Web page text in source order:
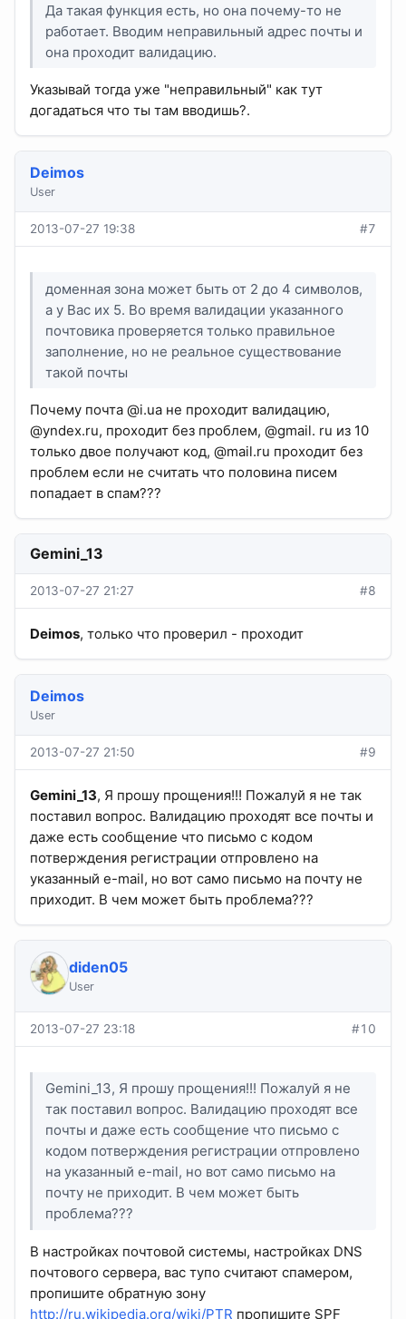
Да такая функция есть, но она почему-то не
работает. Вводим неправильный адрес почты и
она проходит валидацию.
Указывай тогда уже "неправильный" как тут
догадаться что ты там вводишь?.
Deimos
User
2013-07-27 19:38 #7
доменная зона может быть от 2 до 4 символов,
а у Вас их 5. Во время валидации указанного
почтовика проверяется только правильное
заполнение, но не реальное существование
такой почты
Почему почта @i.ua не проходит валидацию,
@yndex.ru, проходит без проблем, @gmail. ru из 10
только двое получают код, @mail.ru проходит без
проблем если не считать что половина писем
попадает в спам???
Gemini_13
2013-07-27 21:27 #8
Deimos, только что проверил - проходит
Deimos
User
2013-07-27 21:50 #9
Gemini_13, Я прошу прощения!!! Пожалуй я не так
поставил вопрос. Валидацию проходят все почты и
даже есть сообщение что письмо с кодом
потверждения регистрации отпровлено на
указанный e-mail, но вот само письмо на почту не
приходит. В чем может быть проблема???
diden05
User
2013-07-27 23:18 #10
Gemini_13, Я прошу прощения!!! Пожалуй я не
так поставил вопрос. Валидацию проходят все
почты и даже есть сообщение что письмо с
кодом потверждения регистрации отпровлено
на указанный e-mail, но вот само письмо на
почту не приходит. В чем может быть
проблема???
В настройках почтовой системы, настройках DNS
почтового сервера, вас тупо считают спамером,
пропишите обратную зону
http://ru.wikipedia.org/wiki/PTR пропишите SPF